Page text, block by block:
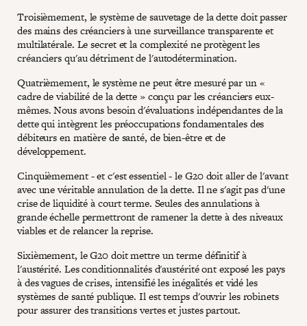
Troisièmement, le système de sauvetage de la dette doit passer
des mains des créanciers à une surveillance transparente et
multilatérale. Le secret et la complexité ne protègent les
créanciers qu'au détriment de l'autodétermination.
Quatrièmement, le système ne peut être mesuré par un «
cadre de viabilité de la dette » conçu par les créanciers eux-
mêmes. Nous avons besoin d'évaluations indépendantes de la
dette qui intègrent les préoccupations fondamentales des
débiteurs en matière de santé, de bien-être et de
développement.
Cinquièmement - et c'est essentiel - le G20 doit aller de l'avant
avec une véritable annulation de la dette. Il ne s'agit pas d'une
crise de liquidité à court terme. Seules des annulations à
grande échelle permettront de ramener la dette à des niveaux
viables et de relancer la reprise.
Sixièmement, le G20 doit mettre un terme définitif à
l'austérité. Les conditionnalités d'austérité ont exposé les pays
à des vagues de crises, intensifié les inégalités et vidé les
systèmes de santé publique. Il est temps d'ouvrir les robinets
pour assurer des transitions vertes et justes partout.